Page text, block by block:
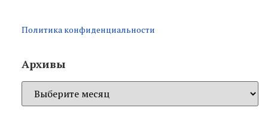
Политика конфиденциальности
Архивы